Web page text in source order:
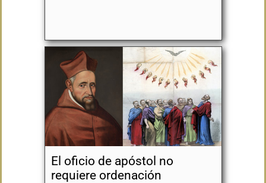
El oficio de apóstol no
requiere ordenación